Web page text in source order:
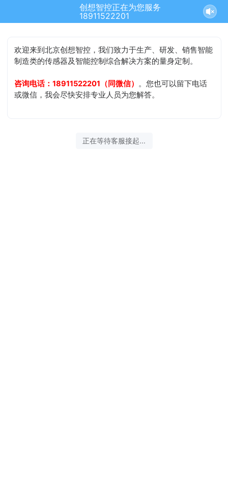
创想智控正在为您服务
18911522201
欢迎来到北京创想智控，我们致力于生产、研发、销售智能
制造类的传感器及智能控制综合解决方案的量身定制。
咨询电话：18911522201（同微信） 。您也可以留下电话
或微信，我会尽快安排专业人员为您解答。
正在等待客服接起...